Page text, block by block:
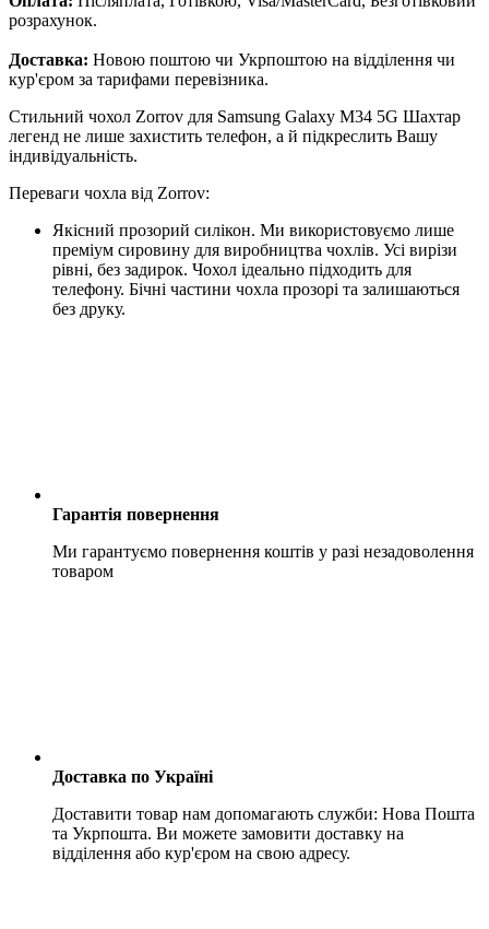
розрахунок.
Доставка: Новою поштою чи Укрпоштою на відділення чи
кур'єром за тарифами перевізника.
Стильний чохол Zorrov для Samsung Galaxy M34 5G Шахтар
легенд не лише захистить телефон, а й підкреслить Вашу
індивідуальність.
Переваги чохла від Zorrov:
Якісний прозорий силікон. Ми використовуємо лише
преміум сировину для виробництва чохлів. Усі вирізи
рівні, без задирок. Чохол ідеально підходить для
телефону. Бічні частини чохла прозорі та залишаються
без друку.
Гарантія повернення
Ми гарантуємо повернення коштів у разі незадоволення
товаром
Доставка по Україні
Доставити товар нам допомагають служби: Нова Пошта
та Укрпошта. Ви можете замовити доставку на
відділення або кур'єром на свою адресу.